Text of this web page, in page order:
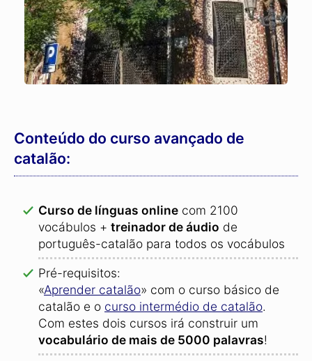
Conteúdo do curso avançado de
catalão:
Curso de línguas online com 2100
vocábulos + treinador de áudio de
português-catalão para todos os vocábulos
Pré-requisitos:
«Aprender catalão» com o curso básico de
catalão e o curso intermédio de catalão.
Com estes dois cursos irá construir um
vocabulário de mais de 5000 palavras!